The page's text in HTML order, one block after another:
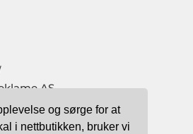
og sørge for at
i nettbutikken, bruker vi
AS
MVA